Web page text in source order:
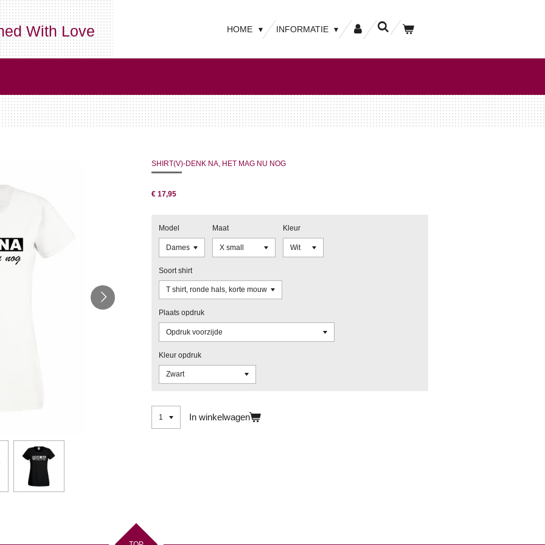
With Love HOME INFORMATIE
SHIRT(V)-DENK NA, HET MAG NU NOG
€ 17,95
Model Maat Kleur
Soort shirt
Plaats opdruk
Kleur opdruk
In winkelwagen